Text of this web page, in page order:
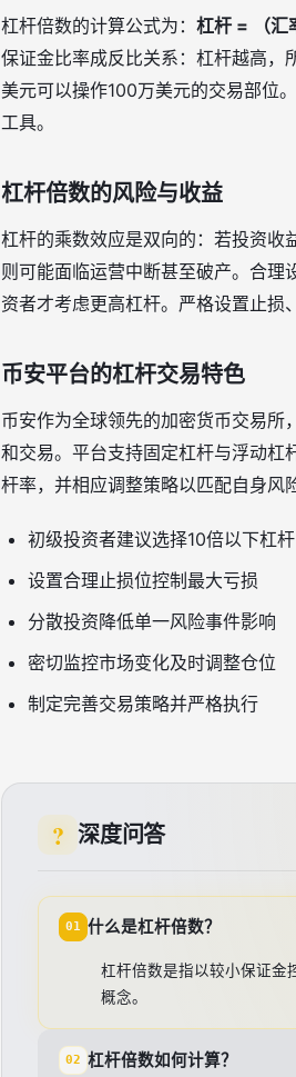
杠杆倍数的计算公式为： 杠杆 = （汇
保证金比率成反比关系：杠杆越高，
美元可以操作100万美元的交易部位
工具。
杠杆倍数的风险与收益
杠杆的乘数效应是双向的：若投资收
则可能面临运营中断甚至破产。合理
资者才考虑更高杠杆。严格设置止损
币安平台的杠杆交易特色
币安作为全球领先的加密货币交易所
和交易。平台支持固定杠杆与浮动杠
杆率，并相应调整策略以匹配自身风
初级投资者建议选择10倍以下杠杆
设置合理止损位控制最大亏损
分散投资降低单一风险事件影响
密切监控市场变化及时调整仓位
制定完善交易策略并严格执行
深度问答
01 什么是杠杆倍数？
杠杆倍数是指以较小保证金
概念。
02 杠杆倍数如何计算？